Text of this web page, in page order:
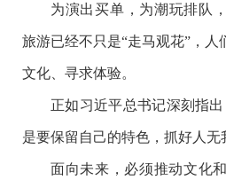
为演出买单，为潮玩排队
旅游已经不只是“走马观花”，
文化、寻求体验。
正如习近平总书记深刻指
是要保留自己的特色，抓好人无
面向未来，必须推动文化